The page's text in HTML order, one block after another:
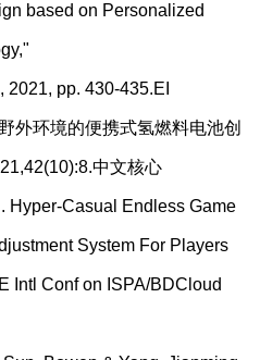
based on Personalized
2021, pp. 430-435.EI
环境的便携式氢燃料电池创
中文核心
Casual Endless Game
System For Players
Intl Conf on ISPA/BDCloud